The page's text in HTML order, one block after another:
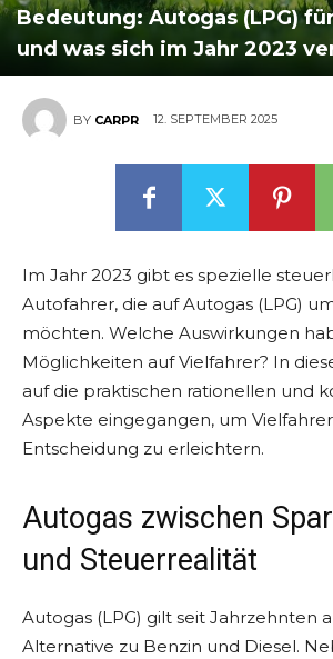
Bedeutung: Autogas (LPG)
und was sich im Jahr 2023
BY CARPR 12. SEPTEMBER 2025
Im Jahr 2023 gibt es spezielle
Autofahrer, die auf Autogas (LPG)
möchten. Welche Auswirkungen
Möglichkeiten auf Vielfahrer? In
auf die praktischen rationellen und
Aspekte eingegangen, um
Entscheidung zu erleichtern.
Autogas zwischen
und Steuerrealität
Autogas (LPG) gilt seit Jahrzehnten
Alternative zu Benzin und Diesel.